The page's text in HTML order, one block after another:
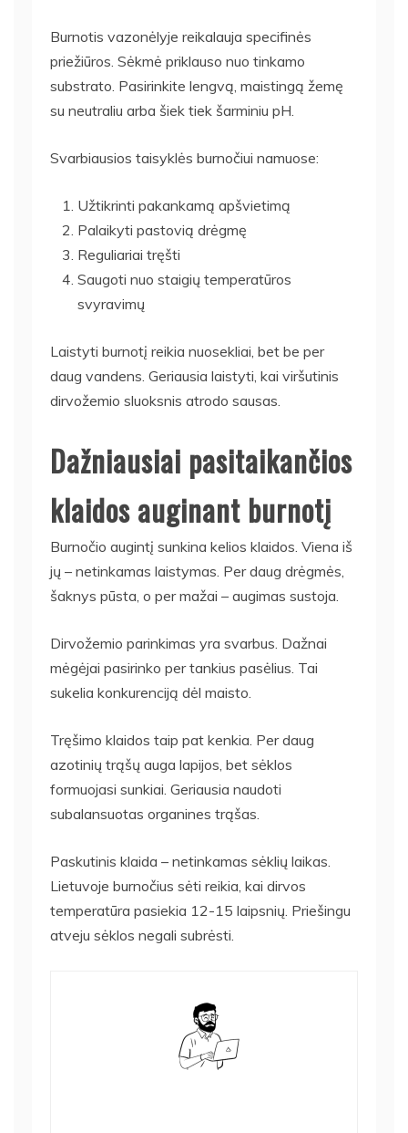
Burnotis vazonėlyje reikalauja specifinės
priežiūros. Sėkmė priklauso nuo tinkamo
substrato. Pasirinkite lengvą, maistingą žemę
su neutraliu arba šiek tiek šarminiu pH.
Svarbiausios taisyklės burnočiui namuose:
Užtikrinti pakankamą apšvietimą
Palaikyti pastovią drėgmę
Reguliariai tręšti
Saugoti nuo staigių temperatūros
svyravimų
Laistyti burnotį reikia nuosekliai, bet be per
daug vandens. Geriausia laistyti, kai viršutinis
dirvožemio sluoksnis atrodo sausas.
Dažniausiai pasitaikančios
klaidos auginant burnotį
Burnočio augintį sunkina kelios klaidos. Viena iš
jų – netinkamas laistymas. Per daug drėgmės,
šaknys pūsta, o per mažai – augimas sustoja.
Dirvožemio parinkimas yra svarbus. Dažnai
mėgėjai pasirinko per tankius pasėlius. Tai
sukelia konkurenciją dėl maisto.
Tręšimo klaidos taip pat kenkia. Per daug
azotinių trąšų auga lapijos, bet sėklos
formuojasi sunkiai. Geriausia naudoti
subalansuotas organines trąšas.
Paskutinis klaida – netinkamas sėklių laikas.
Lietuvoje burnočius sėti reikia, kai dirvos
temperatūra pasiekia 12-15 laipsnių. Priešingu
atveju sėklos negali subrėsti.